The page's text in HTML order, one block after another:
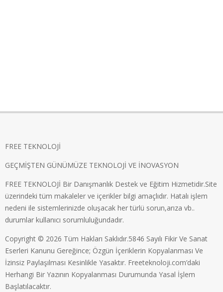
FREE TEKNOLOJİ
GEÇMİŞTEN GÜNÜMÜZE TEKNOLOJİ VE İNOVASYON
FREE TEKNOLOJİ Bir Danışmanlık Destek ve Eğitim Hizmetidir.Site
üzerindeki tüm makaleler ve içerikler bilgi amaçlıdır. Hatalı işlem
nedeni ile sistemlerinizde oluşacak her türlü sorun,arıza vb..
durumlar kullanıcı sorumluluğundadır.
Copyright © 2026 Tüm Hakları Saklıdır.5846 Sayılı Fikir Ve Sanat
Eserleri Kanunu Gereğince; Özgün İçeriklerin Kopyalanması Ve
İzinsiz Paylaşılması Kesinlikle Yasaktır. Freeteknoloji.com’daki
Herhangi Bir Yazının Kopyalanması Durumunda Yasal İşlem
Başlatılacaktır.